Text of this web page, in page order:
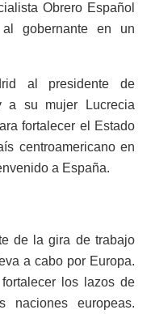
Obrero Español
gobernante en un
al presidente de
a su mujer Lucrecia
fortalecer el Estado
centroamericano en
a España.
de la gira de trabajo
a cabo por Europa.
los lazos de
naciones europeas.